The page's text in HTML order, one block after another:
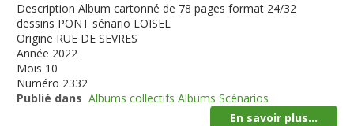
Description Album cartonné de 78 pages format 24/32
dessins PONT sénario LOISEL
Origine RUE DE SEVRES
Année 2022
Mois 10
Numéro 2332
Publié dans Albums collectifs Albums Scénarios
En savoir plus...